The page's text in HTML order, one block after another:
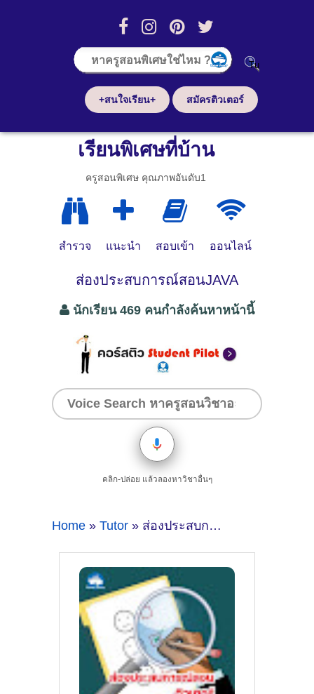
+สนใจเรียน+ สมัครติวเตอร์
เรียนพิเศษที่บ้าน
ครูสอนพิเศษ คุณภาพอันดับ1
สำรวจ แนะนำ สอบเข้า ออนไลน์
ส่องประสบการณ์สอนJAVA
นักเรียน 469 คนกำลังค้นหาหน้านี้
คลิก-ปล่อย แล้วลองหาวิชาอื่นๆ
Home » Tutor » ส่องประสบการณ์สอนJAVA